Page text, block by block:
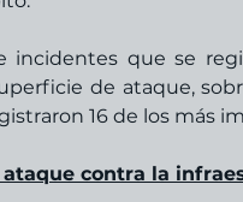
incidentes que se
de ataque,
ataque contra la